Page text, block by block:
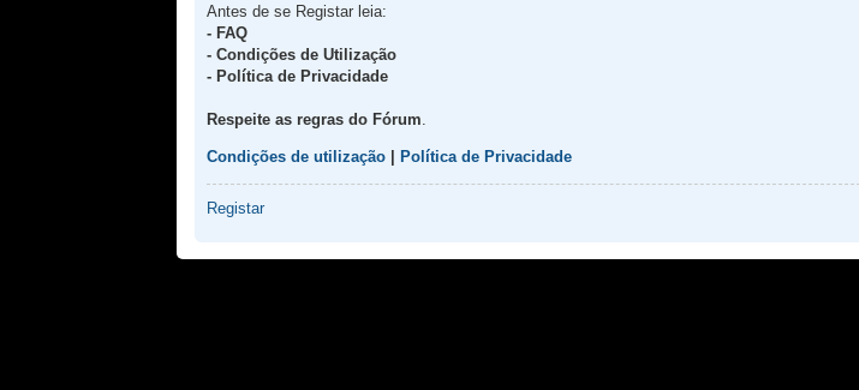
Antes de se Registar leia:
- FAQ
- Condições de Utilização
- Política de Privacidade
Respeite as regras do Fórum
Condições de utilização Política de Privacidade
Registar